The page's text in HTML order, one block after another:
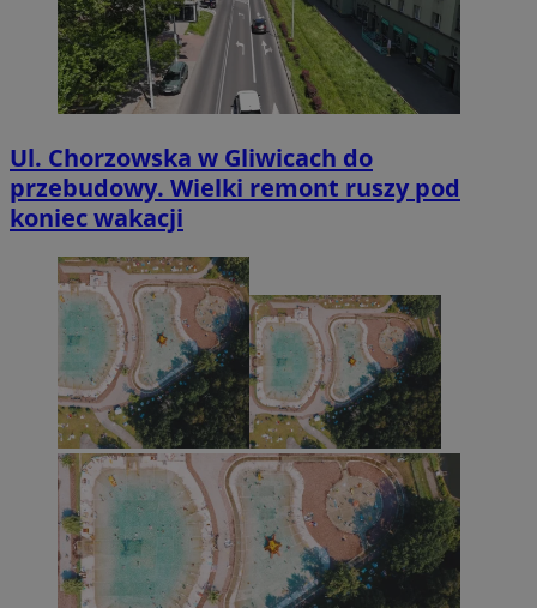
Ul. Chorzowska w Gliwicach do
przebudowy. Wielki remont ruszy pod
koniec wakacji